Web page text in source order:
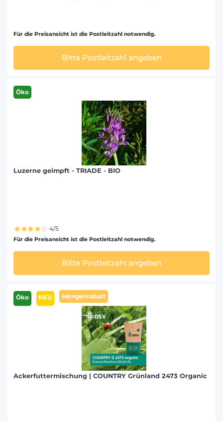
Für die Preisansicht ist die Postleitzahl notwendig.
Bitte Postleitzahl angeben
Öko
Luzerne geimpft - TRIADE - BIO
4/5
Für die Preisansicht ist die Postleitzahl notwendig.
Bitte Postleitzahl angeben
Öko NEU Mengenrabatt
Ackerfuttermischung | COUNTRY Grünland 2473 Organic